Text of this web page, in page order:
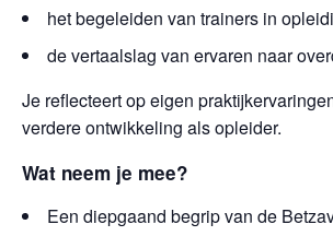
het begeleiden van trainers in
de vertaalslag van ervaren naar
Je reflecteert op eigen
verdere ontwikkeling als opleider.
Wat neem je mee?
Een diepgaand begrip van de